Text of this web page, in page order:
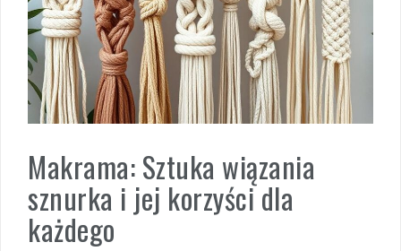
Makrama: Sztuka wiązania
sznurka i jej korzyści dla
każdego